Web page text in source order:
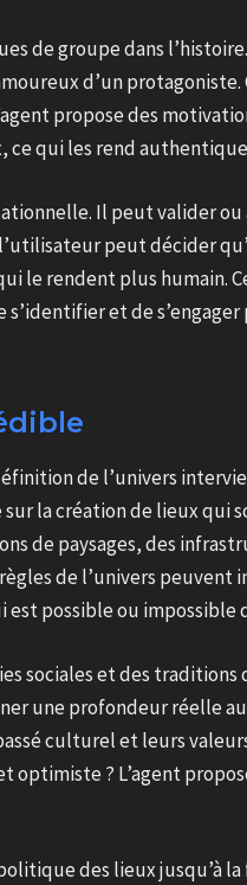
de groupe dans
d’un
propose des
ce qui les rend
Il peut valider
peut décider
le rendent plus humain.
et de
de l’univers
la création de lieux qui
de paysages, des
de l’univers peuvent
possible ou impossible
sociales et des
une profondeur réelle
culturel et leurs
? L’agent
des lieux jusqu’à